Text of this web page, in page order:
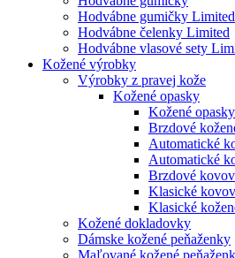
Hodvábne gumičky Limited
Hodvábne čelenky Limited
Hodvábne vlasové sety
Kožené výrobky
Výrobky z pravej kože
Kožené opasky
Kožené
Brzdové
Automatické
Automatické
Brzdové
Klasické
Klasické
Kožené dokladovky
Dámske kožené peňaženky